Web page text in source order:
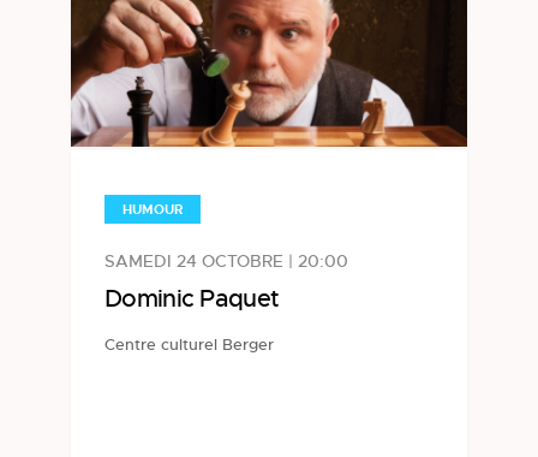
HUMOUR
SAMEDI 24 OCTOBRE | 20:00
Dominic Paquet
Centre culturel Berger